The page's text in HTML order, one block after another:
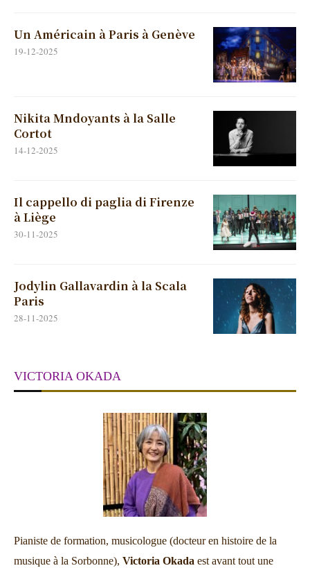
Un Américain à Paris à Genève
19-12-2025
Nikita Mndoyants à la Salle
Cortot
14-12-2025
Il cappello di paglia di Firenze
à Liège
30-11-2025
Jodylin Gallavardin à la Scala
Paris
28-11-2025
VICTORIA OKADA
Pianiste de formation, musicologue (docteur en histoire de la
musique à la Sorbonne), Victoria Okada est avant tout une